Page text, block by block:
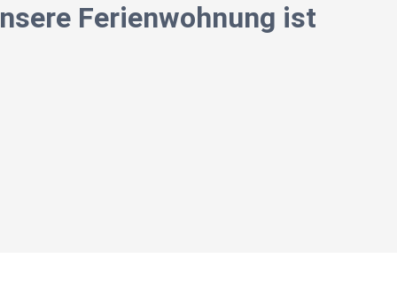
Ferienwohnung ist